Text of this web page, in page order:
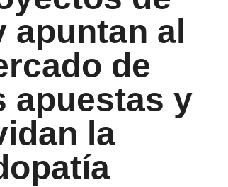
Oligarquía
Despacio Sonoro
apuntan al
de
apuestas y
la